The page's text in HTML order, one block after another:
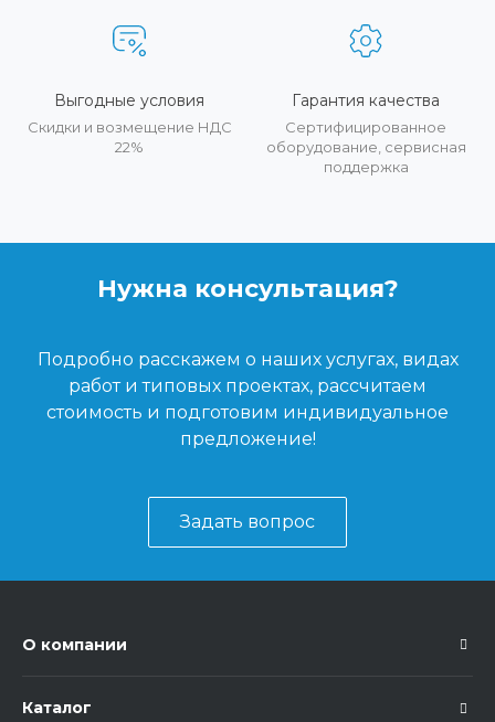
Выгодные условия
Скидки и возмещение НДС
22%
Гарантия качества
Сертифицированное
оборудование, сервисная
поддержка
Нужна консультация?
Подробно расскажем о наших услугах, видах
работ и типовых проектах, рассчитаем
стоимость и подготовим индивидуальное
предложение!
Задать вопрос
О компании
Каталог